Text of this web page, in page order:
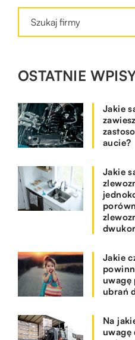
OSTATNIE
Jakie
aucie?
Jakie
Jakie
uwagę
ubrań
Na
uwagę